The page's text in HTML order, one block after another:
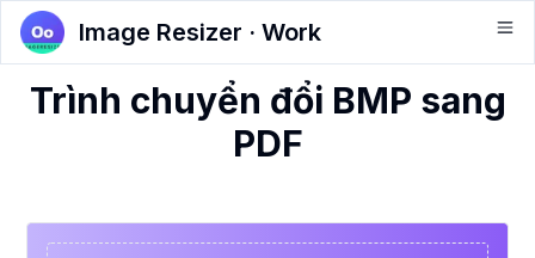
Image Resizer · Work
Trình chuyển đổi BMP sang
PDF